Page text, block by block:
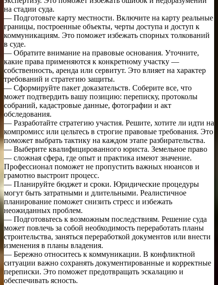
на стадии суда.
— Подготовьте карту местности. Включите на карту реальные
границы, построенные объекты, черты доступа и доступ к
коммуникациям. Это поможет избежать спорных толкований
в суде.
— Обратите внимание на правовые основания. Уточните,
какие права применяются к конкретному участку —
собственность, аренда или сервитут. Это влияет на характер
требований и стратегию защиты.
— Сформируйте пакет доказательств. Соберите все, что
может подтвердить вашу позицию: переписку, протоколы
собраний, кадастровые данные, фотографии и акт
обследования.
— Разработайте стратегию участия. Решите, хотите ли идти на
компромисс или цельтесь в строгие правовые требования. Это
поможет выбрать тактику на каждом этапе разбирательства.
— Выберите квалифицированного юриста. Земельное право
— сложная сфера, где опыт и практика имеют значение.
Профессионал поможет не пропустить важных нюансов и
грамотно выстроит процесс.
— Планируйте бюджет и сроки. Юридические процедуры
могут быть затратными и длительными. Реалистичное
планирование поможет снизить стресс и избежать
неожиданных проблем.
— Подготовьтесь к возможным последствиям. Решение суда
может повлечь за собой необходимость переработать планы
строительства, заняться переработкой документов или внести
изменения в планы владения.
— Бережно относитесь к коммуникации. В конфликтной
ситуации важно сохранять документированные и корректные
переписки. Это поможет предотвращать эскалацию и
обеспечивать ясность.